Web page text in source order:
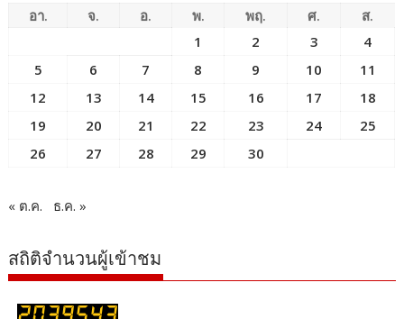
อา. จ. อ. พ. พฤ. ศ.
ส.
1
2 3
4
5
6 7 8 9 10
11
12
13 14 15 16 17
18
19
20 21 22 23 24
25
26
27 28 29 30
« ต.ค. ธ.ค. »
สถิติจำนวนผู้เข้าชม